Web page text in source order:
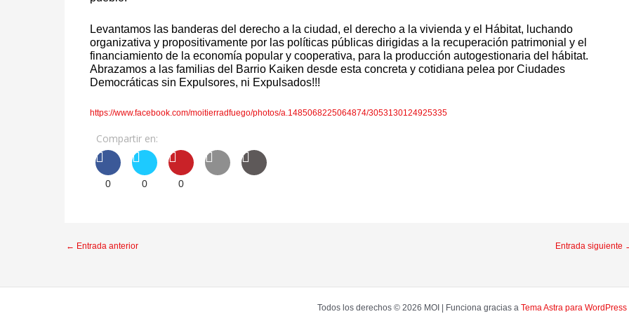
Levantamos las banderas del derecho a la ciudad, el derecho a la vivienda y el Hábitat, luchando
organizativa y propositivamente por las políticas públicas dirigidas a la recuperación patrimonial y el
financiamiento de la economía popular y cooperativa, para la producción autogestionaria del hábitat.
Abrazamos a las familias del Barrio Kaiken desde esta concreta y cotidiana pelea por Ciudades
Democráticas sin Expulsores, ni Expulsados!!!
https://www.facebook.com/moitierradfuego/photos/a.1485068225064874/3053130124925335
Compartir en:
0 0 0
← Entrada anterior Entrada siguiente
Todos los derechos © 2026 MOI | Funciona gracias a Tema Astra para WordPress